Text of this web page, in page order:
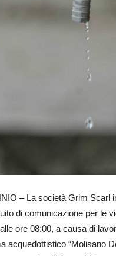
– La società Grim Scarl
di comunicazione per le
ore 08:00, a causa di
acquedottistico “Molisano